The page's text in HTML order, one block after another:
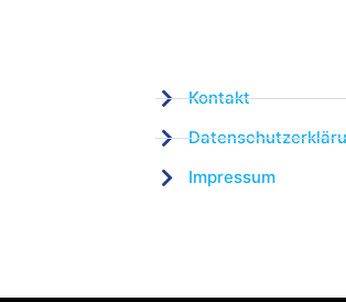
Kontakt
Impressum